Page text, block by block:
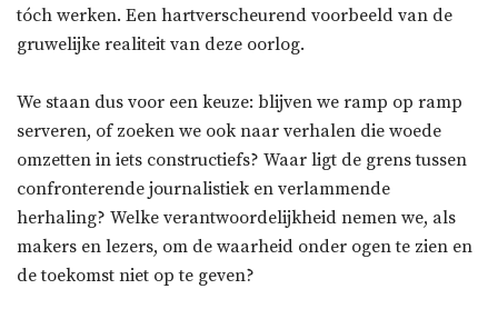
tóch werken. Een hartverscheurend voorbeeld van de
gruwelijke realiteit van deze oorlog.
We staan dus voor een keuze: blijven we ramp op ramp
serveren, of zoeken we ook naar verhalen die woede
omzetten in iets constructiefs? Waar ligt de grens tussen
confronterende journalistiek en verlammende
herhaling? Welke verantwoordelijkheid nemen we, als
makers en lezers, om de waarheid onder ogen te zien en
de toekomst niet op te geven?